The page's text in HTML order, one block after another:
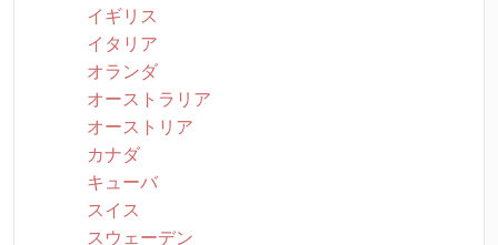
イギリス
イタリア
オランダ
オーストラリア
オーストリア
カナダ
キューバ
スイス
スウェーデン